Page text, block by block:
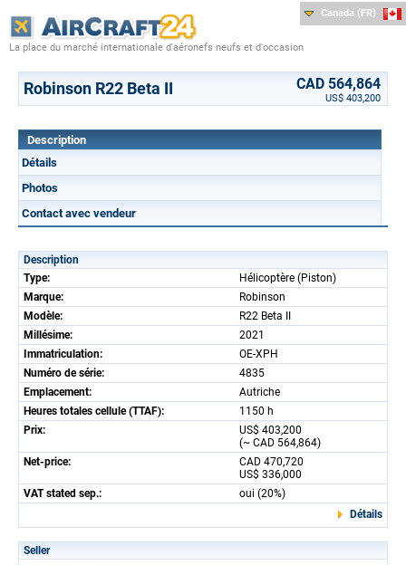
La place du marché internationale d'aéronefs neufs et d'occasion
Canada (FR)
Robinson R22 Beta II CAD 564,864
US$ 403,200
Description
Détails
Photos
Contact avec vendeur
Description
Type:
Hélicoptère (Piston)
Marque:
Robinson
Modèle:
R22 Beta II
Millésime:
2021
Immatriculation:
OE-XPH
Numéro de série:
4835
Emplacement:
Autriche
Heures totales cellule (TTAF):
1150 h
Prix:
US$ 403,200
(~ CAD 564,864)
Net-price:
CAD 470,720
US$ 336,000
VAT stated sep.:
oui (20%)
Détails
Seller